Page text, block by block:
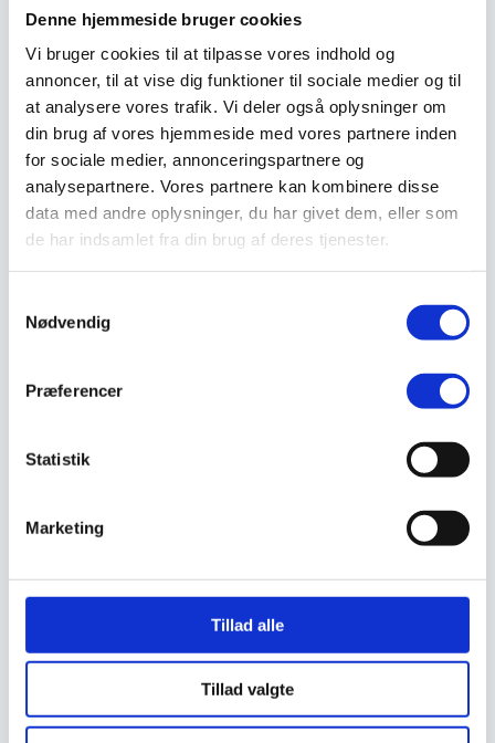
Denne hjemmeside bruger cookies
Vi bruger cookies til at tilpasse vores indhold og
annoncer, til at vise dig funktioner til sociale medier og til
at analysere vores trafik. Vi deler også oplysninger om
din brug af vores hjemmeside med vores partnere inden
for sociale medier, annonceringspartnere og
analysepartnere. Vores partnere kan kombinere disse
data med andre oplysninger, du har givet dem, eller som
de har indsamlet fra din brug af deres tjenester.
Nødvendig
Præferencer
Statistik
Marketing
Tillad alle
Tillad valgte
Affaldsbeholdere
Afspærring
Førstehjælp
Handsker
Hygiejne
Kemi håndtering
Plejeprodukter
Sikkerhedsfodtøj
Såler
Sandal
Sko
Støvler
Stiger
Sundhedsmiljø
Luftrenser
Ozonmaskiner
Afspærring
Vejbump